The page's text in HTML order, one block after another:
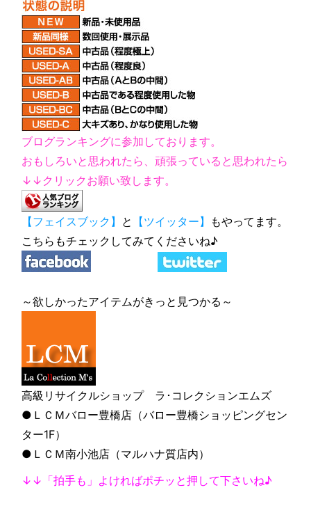
ブログランキングに参加しております。
おもしろいと思われたら、頑張っていると思われたら
↓↓クリックお願い致します。
【フェイスブック】 と 【ツイッター】
もやってます。
こちらもチェックしてみてくださいね♪
～欲しかったアイテムがきっと見つかる～
高級リサイクルショップ ラ･コレクションエムズ
●ＬＣＭバロー豊橋店（バロー豊橋ショッピングセン
ター1F）
●ＬＣＭ南小池店（マルハナ質店内）
↓↓「拍手も」よければポチッと押して下さいね♪